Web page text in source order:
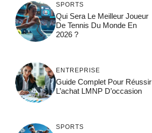
SPORTS
Qui Sera Le Meilleur Joueur
De Tennis Du Monde En
2026 ?
ENTREPRISE
Guide Complet Pour Réussir
L’achat LMNP D’occasion
SPORTS